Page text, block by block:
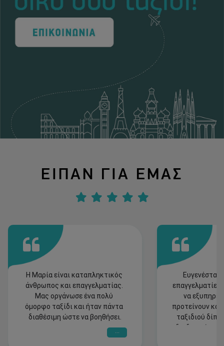
ΕΙΠΑΝ ΓΙΑ ΕΜΑΣ
Η Μαρία είναι καταπληκτικός
άνθρωπος και επαγγελματίας.
Μας οργάνωσε ένα πολύ
όμορφο ταξίδι και ήταν πάντα
διαθέσιμη ώστε να βοηθήσει.
...
να
προτείνουν και
ταξιδιού
διαδικασία